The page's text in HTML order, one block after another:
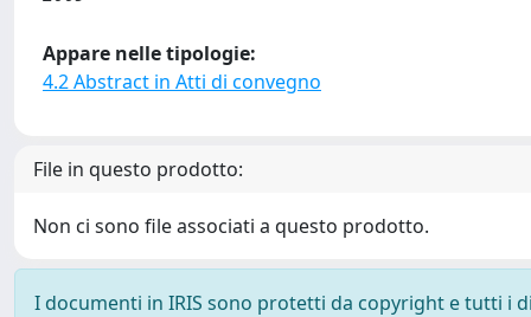
Appare nelle tipologie:
4.2 Abstract in Atti di convegno
File in questo prodotto:
Non ci sono file associati a questo prodotto.
I documenti in IRIS sono protetti da copyright e tutti i